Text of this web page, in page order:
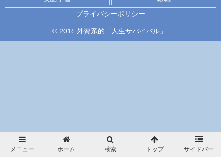
プライバシーポリシー
© 2018 外資系的「人生サバイバル」.
メニュー ホーム 検索 トップ サイドバー